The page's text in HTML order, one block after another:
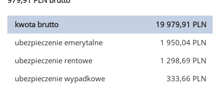
kwota brutto
19 979,91 PLN
ubezpieczenie emerytalne
1 950,04 PLN
ubezpieczenie rentowe
1 298,69 PLN
ubezpieczenie wypadkowe
333,66 PLN